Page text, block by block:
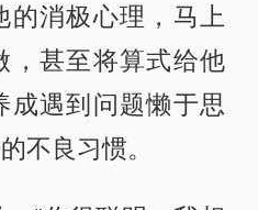
的消极心理，马上
，甚至将算式给他
成遇到问题懒于思
不良习惯。